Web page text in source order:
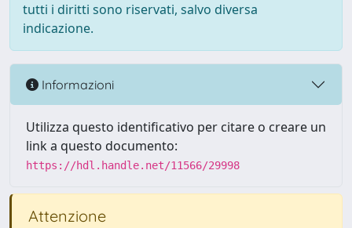
tutti i diritti sono riservati, salvo diversa
indicazione.
Informazioni
Utilizza questo identificativo per citare o creare un
link a questo documento:
https://hdl.handle.net/11566/29998
Attenzione